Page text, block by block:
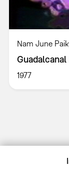
Nam June
Guadalcanal
1977